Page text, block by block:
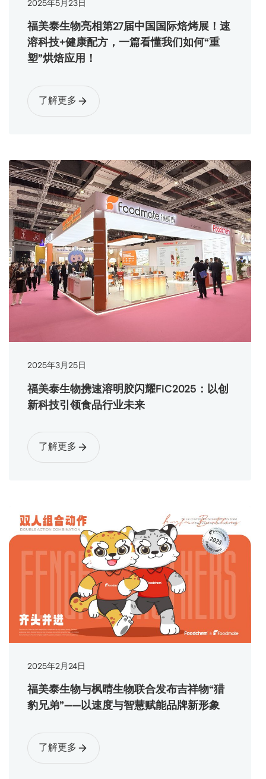
2025年5月23日
福美泰生物亮相第27届中国国际焙烤展！速
溶科技+健康配方，一篇看懂我们如何“重
塑”烘焙应用！
了解更多
2025年3月25日
福美泰生物携速溶明胶闪耀FIC2025：以创
新科技引领食品行业未来
了解更多
2025年2月24日
福美泰生物与枫晴生物联合发布吉祥物“猎
豹兄弟”——以速度与智慧赋能品牌新形象
了解更多